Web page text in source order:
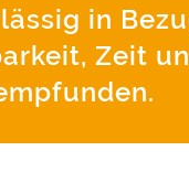
in
Zeit